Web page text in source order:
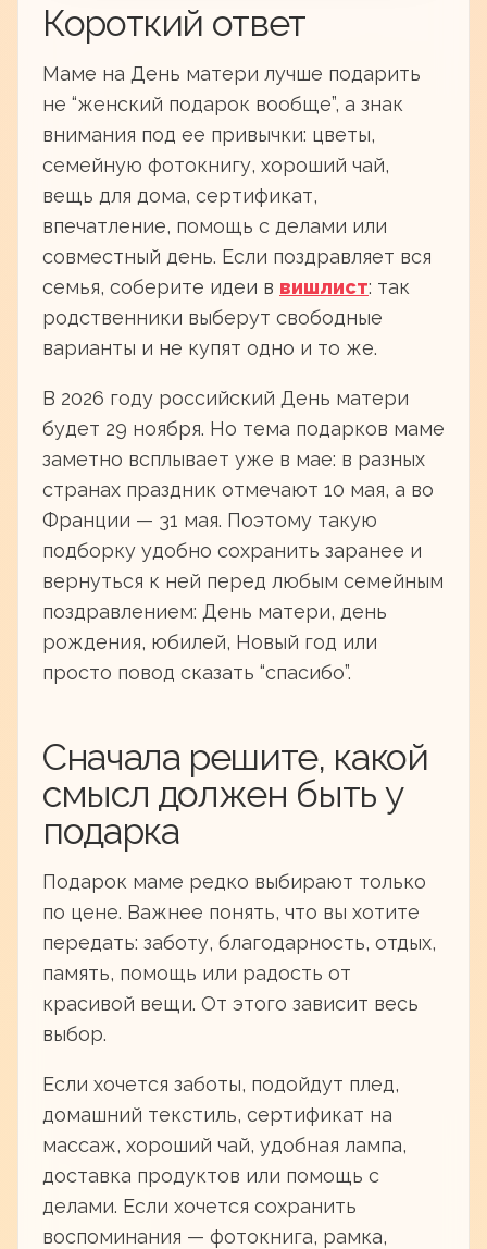
Короткий ответ
Маме на День матери лучше подарить
не “женский подарок вообще”, а знак
внимания под ее привычки: цветы,
семейную фотокнигу, хороший чай,
вещь для дома, сертификат,
впечатление, помощь с делами или
совместный день. Если поздравляет вся
семья, соберите идеи в вишлист: так
родственники выберут свободные
варианты и не купят одно и то же.
В 2026 году российский День матери
будет 29 ноября. Но тема подарков маме
заметно всплывает уже в мае: в разных
странах праздник отмечают 10 мая, а во
Франции — 31 мая. Поэтому такую
подборку удобно сохранить заранее и
вернуться к ней перед любым семейным
поздравлением: День матери, день
рождения, юбилей, Новый год или
просто повод сказать “спасибо”.
Сначала решите, какой
смысл должен быть у
подарка
Подарок маме редко выбирают только
по цене. Важнее понять, что вы хотите
передать: заботу, благодарность, отдых,
память, помощь или радость от
красивой вещи. От этого зависит весь
выбор.
Если хочется заботы, подойдут плед,
домашний текстиль, сертификат на
массаж, хороший чай, удобная лампа,
доставка продуктов или помощь с
делами. Если хочется сохранить
воспоминания — фотокнига, рамка,